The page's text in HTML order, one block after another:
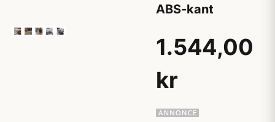
ABS-kant
1.544,00
kr